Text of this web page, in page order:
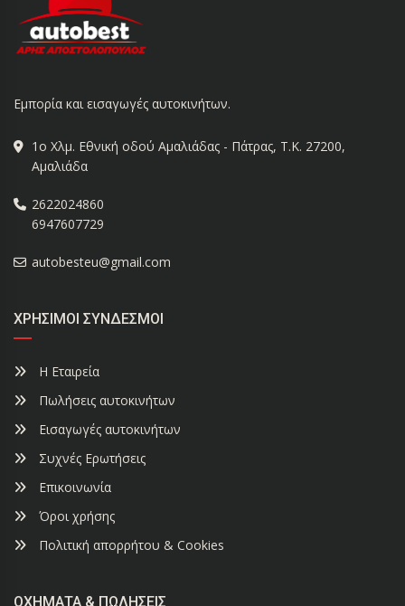
Εμπορία και εισαγωγές αυτοκινήτων.
1ο Χλμ. Εθνική οδού Αμαλιάδας - Πάτρας, Τ.Κ. 27200,
Αμαλιάδα
2622024860
6947607729
autobesteu@gmail.com
ΧΡΉΣΙΜΟΙ ΣΎΝΔΕΣΜΟΙ
Η Εταιρεία
Πωλήσεις αυτοκινήτων
Εισαγωγές αυτοκινήτων
Συχνές Ερωτήσεις
Επικοινωνία
Όροι χρήσης
Πολιτική απορρήτου & Cookies
ΟΧΉΜΑΤΑ & ΠΩΛΉΣΕΙΣ